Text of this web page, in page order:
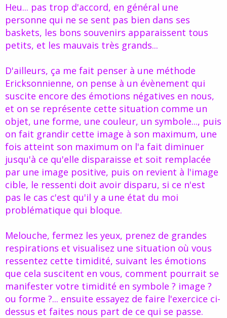
Heu... pas trop d'accord, en général une
personne qui ne se sent pas bien dans ses
baskets, les bons souvenirs apparaissent tous
petits, et les mauvais très grands...
D'ailleurs, ça me fait penser à une méthode
Ericksonnienne, on pense à un évènement qui
suscite encore des émotions négatives en nous,
et on se représente cette situation comme un
objet, une forme, une couleur, un symbole..., puis
on fait grandir cette image à son maximum, une
fois atteint son maximum on l'a fait diminuer
jusqu'à ce qu'elle disparaisse et soit remplacée
par une image positive, puis on revient à l'image
cible, le ressenti doit avoir disparu, si ce n'est
pas le cas c'est qu'il y a une état du moi
problématique qui bloque.
Melouche, fermez les yeux, prenez de grandes
respirations et visualisez une situation où vous
ressentez cette timidité, suivant les émotions
que cela suscitent en vous, comment pourrait se
manifester votre timidité en symbole ? image ?
ou forme ?... ensuite essayez de faire l'exercice ci-
dessus et faites nous part de ce qui se passe.